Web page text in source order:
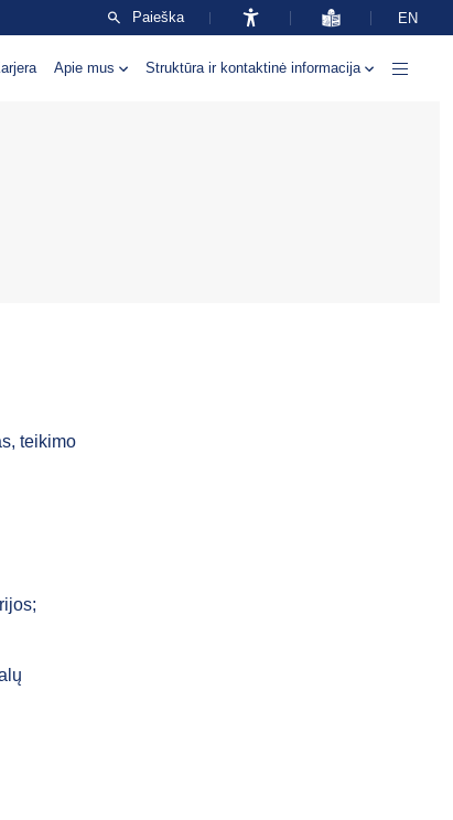
Paieška EN
Apie mus Struktūra ir kontaktinė informacija
teikimo